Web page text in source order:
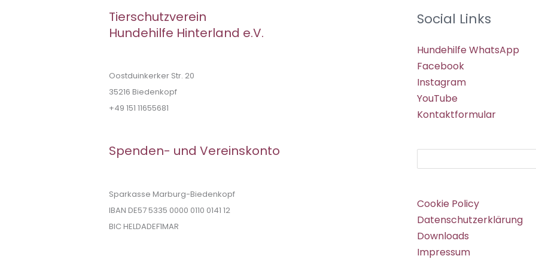
Tierschutzverein
Hundehilfe Hinterland e.V.
Oostduinkerker Str. 20
35216 Biedenkopf
+49 151 11655681
Spenden- und Vereinskonto
Sparkasse Marburg-Biedenkopf
IBAN DE57 5335 0000 0110 0141 12
BIC HELDADEF1MAR
Social Links
Hundehilfe WhatsApp
Facebook
Instagram
YouTube
Kontaktformular
Cookie Policy
Datenschutzerklärung
Downloads
Impressum